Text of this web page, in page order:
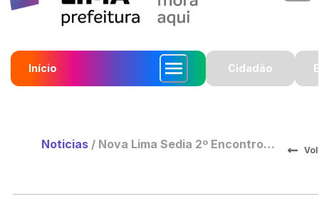
Início Cidadão
Noticias / Nova Lima Sedia 2º Encontro